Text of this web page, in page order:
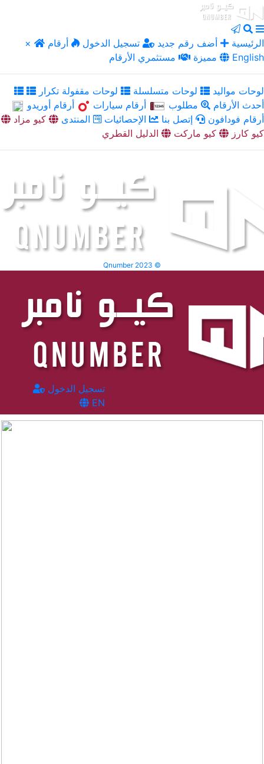
× الرئيسية أضف رقم جديد تسجيل الدخول
أرقام
مميزة
مستثمري الأرقام English
لوحات مواليد لوحات متسلسلة
لوحات مقفولة تكرار
أحدث الأرقام
مطلوب أرقام سيارات
أرقام أوريدو
أرقام فودافون
إتصل بنا الإحصائيات المنتدى
كيو مزاد
كيو كارز
كيو ماركت الدليل القطري
Qnumber 2023 ©
تسجيل الدخول
EN